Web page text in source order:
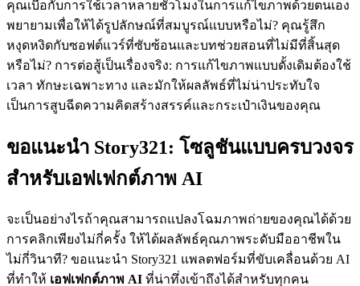
คุณเบื่อกับการใช้เวลาหลายชั่วโมงในการแก้ไขภาพด้วยตนเอง
พยายามเพื่อให้ได้รูปลักษณ์ที่สมบูรณ์แบบหรือไม่? คุณรู้สึก
หงุดหงิดกับซอฟต์แวร์ที่ซับซ้อนและบทช่วยสอนที่ไม่มีที่สิ้นสุด
หรือไม่? การต่อสู้เป็นเรื่องจริง: การแก้ไขภาพแบบดั้งเดิมต้องใช้
เวลา ทักษะเฉพาะทาง และมักให้ผลลัพธ์ที่ไม่น่าประทับใจ
เป็นการสูบฉีดความคิดสร้างสรรค์และกระเป๋าเงินของคุณ
ขอแนะนำ Story321: โซลูชันแบบครบวงจร
สำหรับเอฟเฟกต์ภาพ AI
จะเป็นอย่างไรถ้าคุณสามารถแปลงโฉมภาพถ่ายของคุณได้ด้วย
การคลิกเพียงไม่กี่ครั้ง ให้ได้ผลลัพธ์คุณภาพระดับมืออาชีพใน
ไม่กี่วินาที? ขอแนะนำ Story321 แพลตฟอร์มที่ขับเคลื่อนด้วย AI
ที่ทำให้ เอฟเฟกต์ภาพ AI ที่น่าทึ่งเข้าถึงได้สำหรับทุกคน